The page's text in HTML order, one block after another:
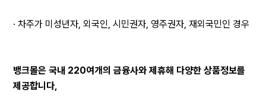
· 차주가 미성년자, 외국인, 시민권자, 영주권자, 재외국민인 경우
뱅크몰은 국내 220여개의 금융사와 제휴해 다양한 상품정보를
제공합니다,